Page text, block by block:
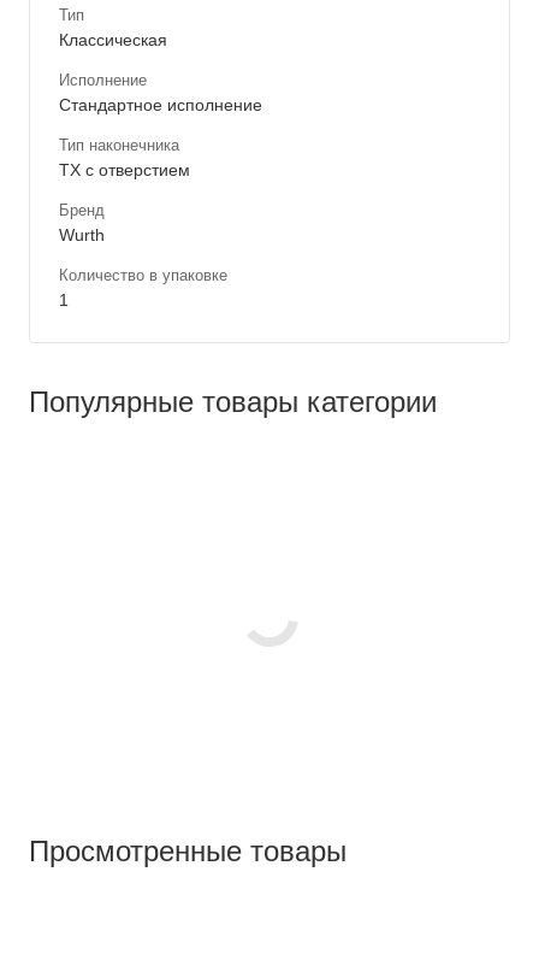
Тип
Классическая
Исполнение
Стандартное исполнение
Тип наконечника
TX с отверстием
Бренд
Wurth
Количество в упаковке
1
Популярные товары категории
Просмотренные товары